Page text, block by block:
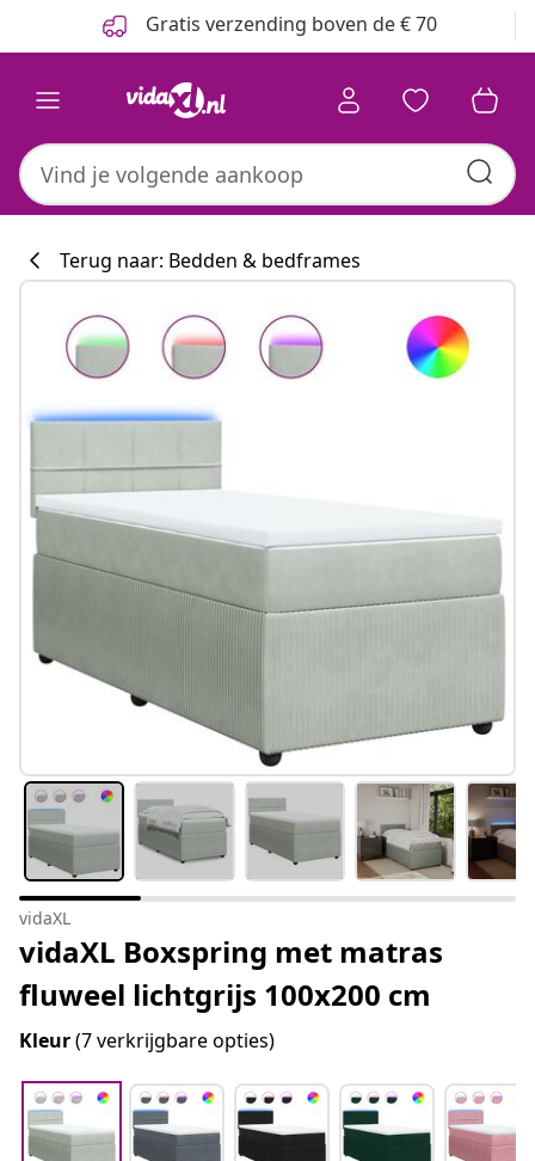
Gratis verzending boven de € 70
Terug naar: Bedden & bedframes
vidaXL
vidaXL Boxspring met matras
fluweel lichtgrijs 100x200 cm
Kleur(7 verkrijgbare opties)